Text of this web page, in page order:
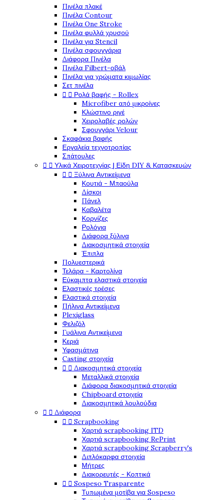
Πινέλα πλακέ
Πινέλα Contour
Πινέλα One Stroke
Πινέλα φυλλά χρυσού
Πινέλα για Stencil
Πινέλα σφουγγάρια
Διάφορα Πινέλα
Πινέλα Filbert-οβάλ
Πινέλα για χρώματα κιμωλίας
Σετ πινέλα
  Ρολά βαφής - Rollex
Microfiber από μικροίνες
Κλώστινο ριγέ
Χειρολαβές ρολών
Σφουγγάρι Velour
Σκαφάκια βαφής
Εργαλεία τεχνοτροπίας
Σπάτουλες
  Υλικά Χειροτεχνίας | Είδη DIY & Κατασκευών
  Ξύλινα Αντικείμενα
Κουτιά - Μπαούλα
Δίσκοι
Πάνελ
Καβαλέτα
Κορνίζες
Ρολόγια
Διάφορα ξύλινα
Διακοσμητικά στοιχεία
Έπιπλα
Πολυεστερικά
Τελάρα - Καρτολίνα
Εύκαμπτα ελαστικά στοιχεία
Ελαστικές τρέσες
Ελαστικά στοιχεία
Πήλινα Αντικείμενα
Plexiglass
Φελιζόλ
Γυάλινα Αντικείμενα
Κεριά
Υφασμάτινα
Casting στοιχεία
  Διακοσμητικά στοιχεία
Μεταλλικά στοιχεία
Διάφορα διακοσμητικά στοιχεία
Chipboard στοιχεία
Διακοσμητικά λουλούδια
  Διάφορα
  Scrapbooking
Χαρτιά scrapbooking ITD
Χαρτιά scrapbooking RePrint
Χαρτιά scrapbooking Scrapberry's
Διπλόκαρφα στοιχεία
Μήτρες
Διακορευτές - Κοπτικά
  Sospeso Trasparente
Τυπωμένα μοτίβα για Sospeso